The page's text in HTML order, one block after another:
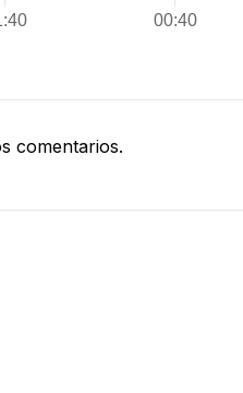
comentarios.